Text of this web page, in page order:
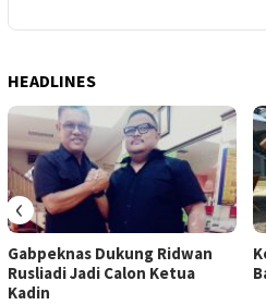
HEADLINES
Gabpeknas Dukung Ridwan
Rusliadi Jadi Calon Ketua
Kadin
‹